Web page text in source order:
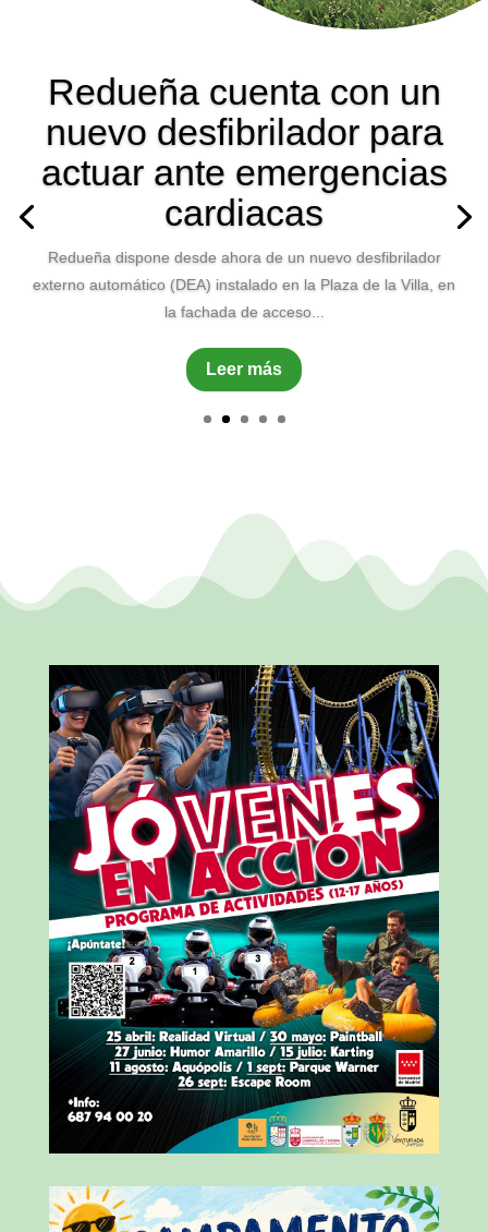
Ocio para Jóvenes –
PARQUE WARNER – 1
de Septiembre por solo
15€
Los Ayuntamientos de La Cabrera, Navalafuente, Redueña,
Venturada y Cabanillas de la sierra organizan un proyecto de
actividades de ocio...
Leer más